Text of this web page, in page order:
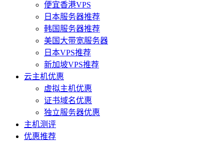
便宜香港VPS
日本服务器推荐
韩国服务器推荐
美国大带宽服务器
日本VPS推荐
新加坡VPS推荐
云主机优惠
虚拟主机优惠
证书域名优惠
独立服务器优惠
主机测评
优惠推荐